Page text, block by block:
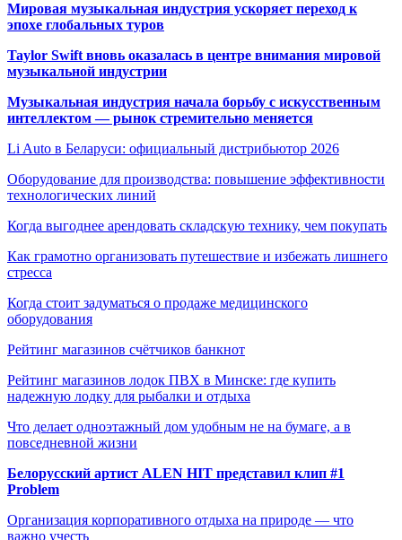
Мировая музыкальная индустрия ускоряет переход к
эпохе глобальных туров
Taylor Swift вновь оказалась в центре внимания мировой
музыкальной индустрии
Музыкальная индустрия начала борьбу с искусственным
интеллектом — рынок стремительно меняется
Li Auto в Беларуси: официальный дистрибьютор 2026
Оборудование для производства: повышение эффективности
технологических линий
Когда выгоднее арендовать складскую технику, чем покупать
Как грамотно организовать путешествие и избежать лишнего
стресса
Когда стоит задуматься о продаже медицинского
оборудования
Рейтинг магазинов счётчиков банкнот
Рейтинг магазинов лодок ПВХ в Минске: где купить
надежную лодку для рыбалки и отдыха
Что делает одноэтажный дом удобным не на бумаге, а в
повседневной жизни
Белорусский артист ALEN HIT представил клип #1
Problem
Организация корпоративного отдыха на природе — что
важно учесть